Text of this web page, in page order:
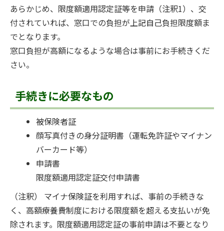
あらかじめ、限度額適用認定証等を申請（注釈1）、交
付されていれば、窓口での負担が上記自己負担限度額ま
でとなります。
窓口負担が高額になるような場合は事前にお手続きくだ
さい。
手続きに必要なもの
被保険者証
顔写真付きの身分証明書（運転免許証やマイナン
バーカード等）
申請書
限度額適用認定証交付申請書
（注釈） マイナ保険証を利用すれば、事前の手続きな
く、高額療養費制度における限度額を超える支払いが免
除されます。限度額適用認定証の事前申請は不要となり